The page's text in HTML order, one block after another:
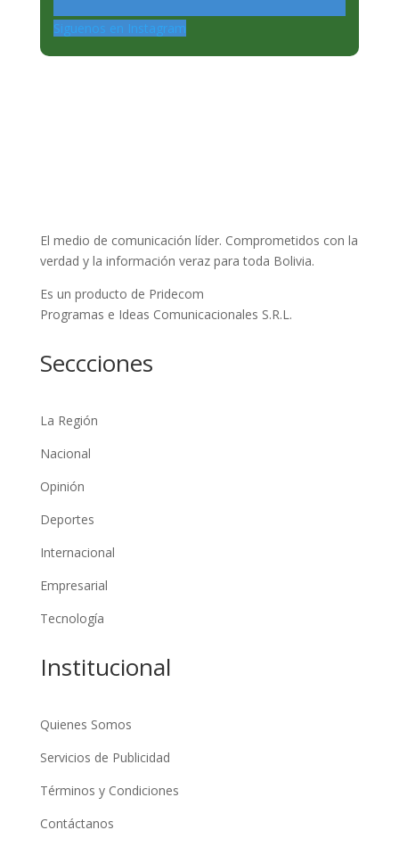
Siguenos en Instagram
El medio de comunicación líder. Comprometidos con la
verdad y la información veraz para toda Bolivia.
Es un producto de Pridecom
Programas e Ideas Comunicacionales S.R.L.
Seccciones
La Región
Nacional
Opinión
Deportes
Internacional
Empresarial
Tecnología
Institucional
Quienes Somos
Servicios de Publicidad
Términos y Condiciones
Contáctanos